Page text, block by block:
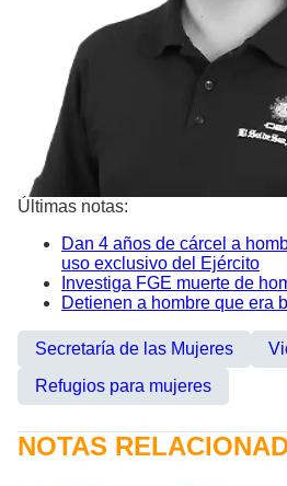
Últimas notas:
Dan 4 años de cárcel a
uso exclusivo del Ejército
Investiga FGE muerte de
Detienen a hombre que era
Secretaría de las Mujeres
Refugios para mujeres
NOTAS